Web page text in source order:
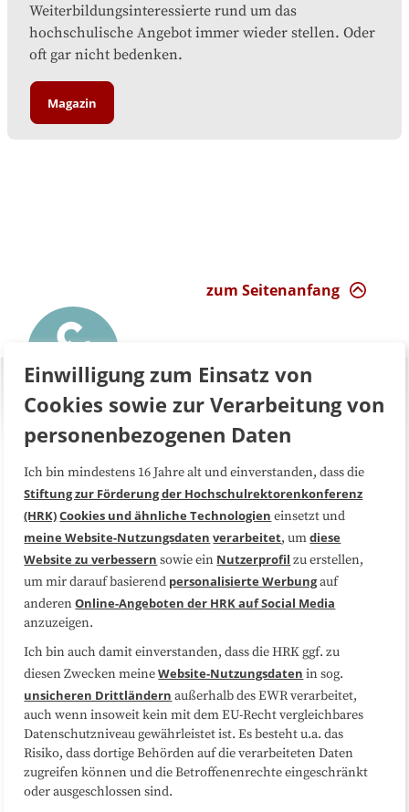
Weiterbildungsinteressierte rund um das
hochschulische Angebot immer wieder stellen. Oder
oft gar nicht bedenken.
Magazin
zum Seitenanfang
Über uns FAQ
Medienarbeit Kooperationen
Datenschutzerklärung Impressum
Sitemap
Folgen Sie uns
Einwilligung zum Einsatz von
Cookies sowie zur Verarbeitung von
personenbezogenen Daten
Ich bin mindestens 16 Jahre alt und einverstanden, dass die
Stiftung zur Förderung der Hochschulrektorenkonferenz
(HRK)Cookies und ähnliche Technologien einsetzt und
meine Website-Nutzungsdaten verarbeitet, umdiese
Website zu verbessern sowie ein Nutzerprofil zu erstellen,
um mir darauf basierend personalisierte Werbungauf
anderenOnline-Angeboten der HRK auf Social Media
anzuzeigen.
Ich bin auch damit einverstanden, dass die HRK ggf. zu
diesen Zwecken meineWebsite-Nutzungsdaten in sog.
unsicheren Drittländern außerhalb des EWR verarbeitet,
auch wenn insoweit kein mit dem EU-Recht vergleichbares
Datenschutzniveau gewährleistet ist. Es besteht u.a. das
Risiko, dass dortige Behörden auf die verarbeiteten Daten
zugreifen können und die Betroffenenrechte eingeschränkt
oder ausgeschlossen sind.